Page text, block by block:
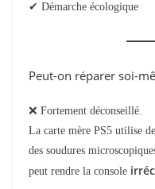
✔ Démarche écologique
Peut-on réparer soi-
❌ Fortement déconseillé.
La carte mère PS5 utilise
des soudures
peut rendre la console